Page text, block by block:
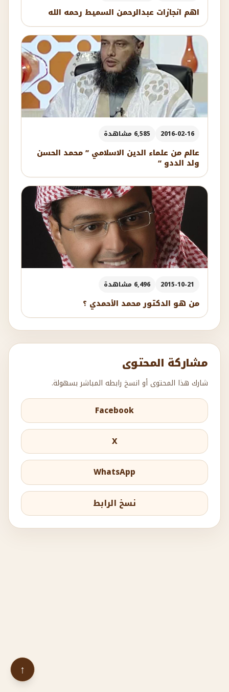
اهم انجازات عبدالرحمن السميط رحمه الله
2016-02-16 6,585 مشاهدة
عالم من علماء الدين الاسلامي ” محمد الحسن
ولد الددو “
2015-10-21 6,496 مشاهدة
من هو الدكتور محمد الأحمدي ؟
مشاركة المحتوى
شارك هذا المحتوى أو انسخ رابطه المباشر بسهولة.
Facebook
X
WhatsApp
نسخ الرابط
↑